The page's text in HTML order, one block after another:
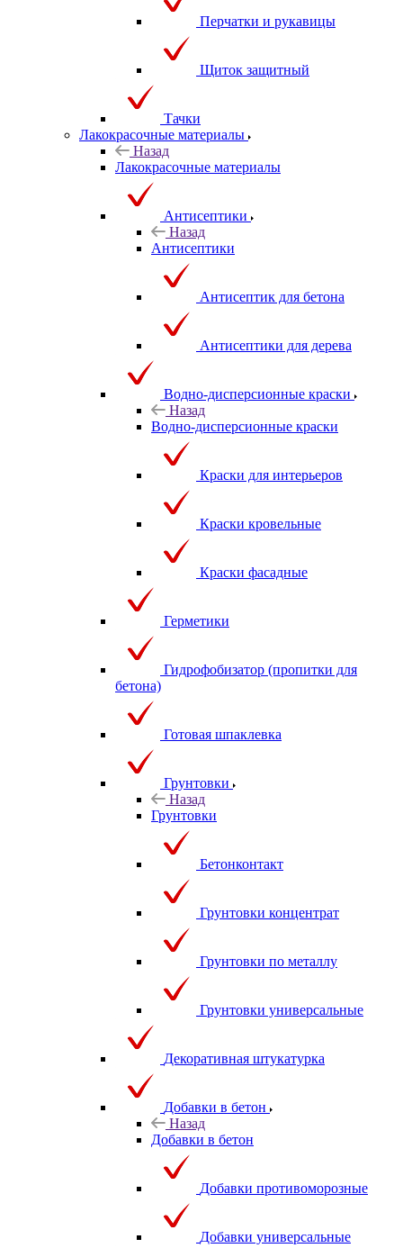
Перчатки и рукавицы
Щиток защитный
Тачки
Лакокрасочные материалы
Назад
Лакокрасочные материалы
Антисептики
Назад
Антисептики
Антисептик для бетона
Антисептики для дерева
Водно-дисперсионные краски
Назад
Водно-дисперсионные краски
Краски для интерьеров
Краски кровельные
Краски фасадные
Герметики
Гидрофобизатор (пропитки для
бетона)
Готовая шпаклевка
Грунтовки
Назад
Грунтовки
Бетонконтакт
Грунтовки концентрат
Грунтовки по металлу
Грунтовки универсальные
Декоративная штукатурка
Добавки в бетон
Назад
Добавки в бетон
Добавки противоморозные
Добавки универсальные